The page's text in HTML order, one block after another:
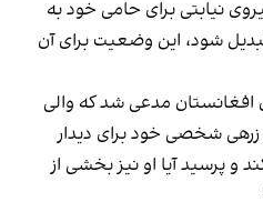
نیابتی برای حامی خود به
شود، این وضعیت برای آن
مدعی شد که والی
زرهی شخصی خود برای دیدار
و پرسید آیا او نیز بخشی از